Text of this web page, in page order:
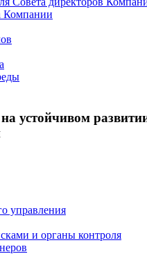
Компании
устойчивом
управления
и органы контроля